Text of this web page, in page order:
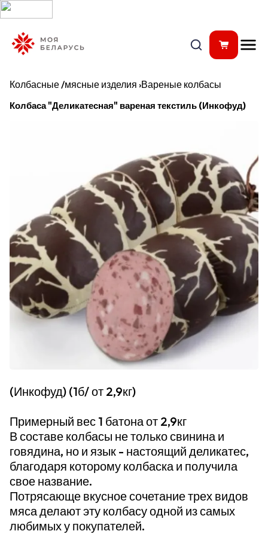
Колбасные /мясные изделия ›Вареные колбасы
Колбаса "Деликатесная" вареная текстиль (Инкофуд)
(Инкофуд) (1б/ от 2,9кг)
Примерный вес 1 батона от 2,9кг
В составе колбасы не только свинина и
говядина, но и язык - настоящий деликатес,
благодаря которому колбаска и получила
свое название.
Потрясающе вкусное сочетание трех видов
мяса делают эту колбасу одной из самых
любимых у покупателей.